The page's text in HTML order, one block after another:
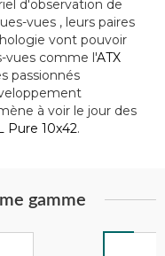
d'observation de
vues , leurs paires
vont pouvoir
vues comme l'ATX
passionnés
à voir le jour des
Pure 10x42.
gamme